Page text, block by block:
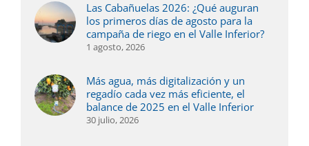
Las Cabañuelas 2026: ¿Qué auguran
los primeros días de agosto para la
campaña de riego en el Valle Inferior?
1 agosto, 2026
Más agua, más digitalización y un
regadío cada vez más eficiente, el
balance de 2025 en el Valle Inferior
30 julio, 2026